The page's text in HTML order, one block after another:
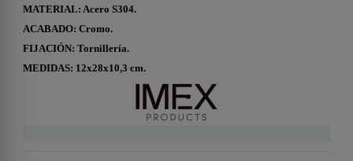
MATERIAL: Acero S304.
ACABADO: Cromo.
FIJACIÓN: Tornillería.
MEDIDAS: 12x28x10,3 cm.